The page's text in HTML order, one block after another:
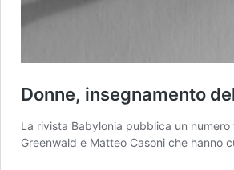
Donne, insegnamento
La rivista Babylonia pubblica un
Greenwald e Matteo Casoni che hanno